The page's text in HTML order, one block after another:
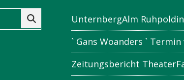
UnternbergAlm
` Gans Woanders `
Zeitungsbericht